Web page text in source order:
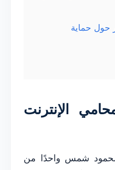
حول حماية
الإنترنت
محمود شمس واحدًا من